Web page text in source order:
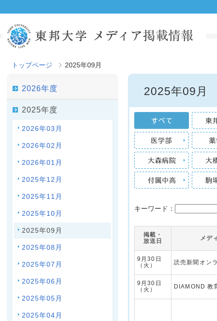
トップページ 2025年09月
2026年度
2025年度
2026年03月
2026年02月
2026年01月
2025年12月
2025年11月
2025年10月
2025年09月
2025年08月
2025年07月
2025年06月
2025年05月
2025年04月
2025年09月
キーワード：
掲載・
放送日
メデ
9月30日
（火）
読売新聞オン
9月30日
（火）
DIAMOND 教